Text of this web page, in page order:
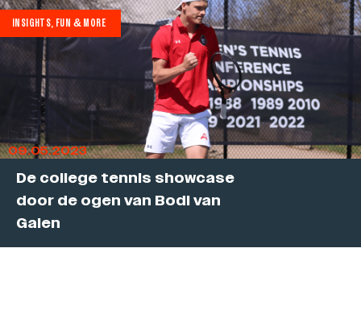
INSIGHTS, FUN & MORE
09.05.2023
De college tennis showcase
door de ogen van Bodi van
Galen